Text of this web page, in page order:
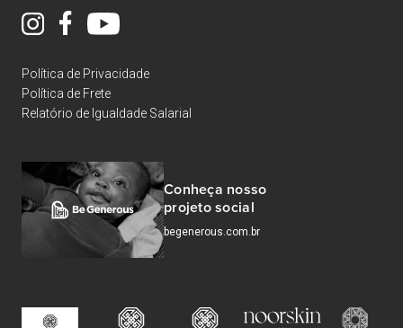
Política de Privacidade
Política de Frete
Relatório de Igualdade Salarial
Conheça nosso
projeto social
begenerous.com.br